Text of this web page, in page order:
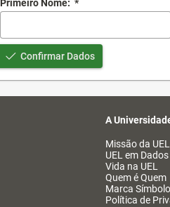
Primeiro Nome: *
Confirmar Dados
A
Missão da UEL
UEL em Dados
Vida na UEL
Quem é Quem
Marca Símbolo
Política de